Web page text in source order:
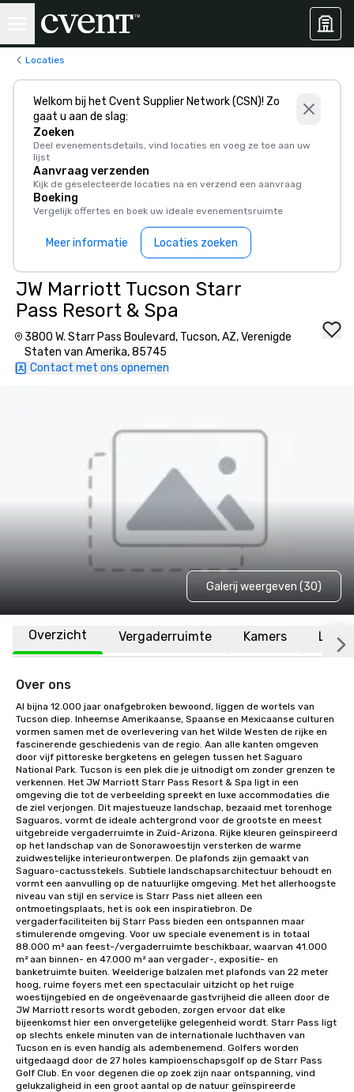
Locaties
Welkom bij het Cvent Supplier Network (CSN)! Zo
gaat u aan de slag:
Zoeken
Deel evenementsdetails, vind locaties en voeg ze toe aan uw
lijst
Aanvraag verzenden
Kijk de geselecteerde locaties na en verzend een aanvraag
Boeking
Vergelijk offertes en boek uw ideale evenementsruimte
Meer informatie Locaties zoeken
JW Marriott Tucson Starr
Pass Resort & Spa
3800 W. Starr Pass Boulevard, Tucson, AZ, Verenigde
Staten van Amerika, 85745
Contact met ons opnemen
Galerij weergeven (30)
Overzicht Vergaderruimte Kamers
Over ons
Al bijna 12.000 jaar onafgebroken bewoond, liggen de wortels van
Tucson diep. Inheemse Amerikaanse, Spaanse en Mexicaanse culturen
vormen samen met de overlevering van het Wilde Westen de rijke en
fascinerende geschiedenis van de regio. Aan alle kanten omgeven
door vijf pittoreske bergketens en gelegen tussen het Saguaro
National Park. Tucson is een plek die je uitnodigt om zonder grenzen te
verkennen. Het JW Marriott Starr Pass Resort & Spa ligt in een
omgeving die tot de verbeelding spreekt en luxe accommodaties die
de ziel verjongen. Dit majestueuze landschap, bezaaid met torenhoge
Saguaros, vormt de ideale achtergrond voor de grootste en meest
uitgebreide vergaderruimte in Zuid-Arizona. Rijke kleuren geïnspireerd
op het landschap van de Sonorawoestijn versterken de warme
zuidwestelijke interieurontwerpen. De plafonds zijn gemaakt van
Saguaro-cactusstekels. Subtiele landschapsarchitectuur behoudt en
vormt een aanvulling op de natuurlijke omgeving. Met het allerhoogste
niveau van stijl en service is Starr Pass niet alleen een
ontmoetingsplaats, het is ook een inspiratiebron. De
vergaderfaciliteiten bij Starr Pass bieden een ontspannen maar
stimulerende omgeving. Voor uw speciale evenement is in totaal
88.000 m² aan feest-/vergaderruimte beschikbaar, waarvan 41.000
m² aan binnen- en 47.000 m² aan vergader-, expositie- en
banketruimte buiten. Weelderige balzalen met plafonds van 22 meter
hoog, ruime foyers met een spectaculair uitzicht op het ruige
woestijngebied en de ongeëvenaarde gastvrijheid die alleen door de
JW Marriott resorts wordt geboden, zorgen ervoor dat elke
bijeenkomst hier een onvergetelijke gelegenheid wordt. Starr Pass ligt
op slechts enkele minuten van de internationale luchthaven van
Tucson en is even handig als adembenemend. Golfers worden
uitgedaagd door de 27 holes kampioenschapsgolf op de Starr Pass
Golf Club. En voor degenen die op zoek zijn naar ontspanning, vind
gelukzaligheid in een groot aantal op de natuur geïnspireerde